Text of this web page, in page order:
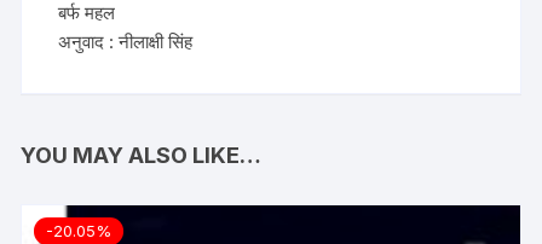
बर्फ महल
अनुवाद : नीलाक्षी सिंह
YOU MAY ALSO LIKE…
-20.05%